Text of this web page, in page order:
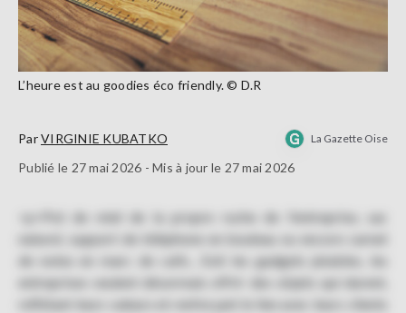
L’heure est au goodies éco friendly. © D.R
ParVIRGINIE KUBATKO La Gazette Oise
Publié le 27 mai 2026 - Mis à jour le 27 mai 2026
<p>Pot de miel de la propre ruche de l'entreprise, sac
naturel, support de téléphone en bouleau ou encore carnet
de notes en marc de café... Exit les gadgets jetables, les
entreprises veulent désormais offrir des objets qui durent,
reflétant leurs valeurs et renforçant le lien avec leurs clients